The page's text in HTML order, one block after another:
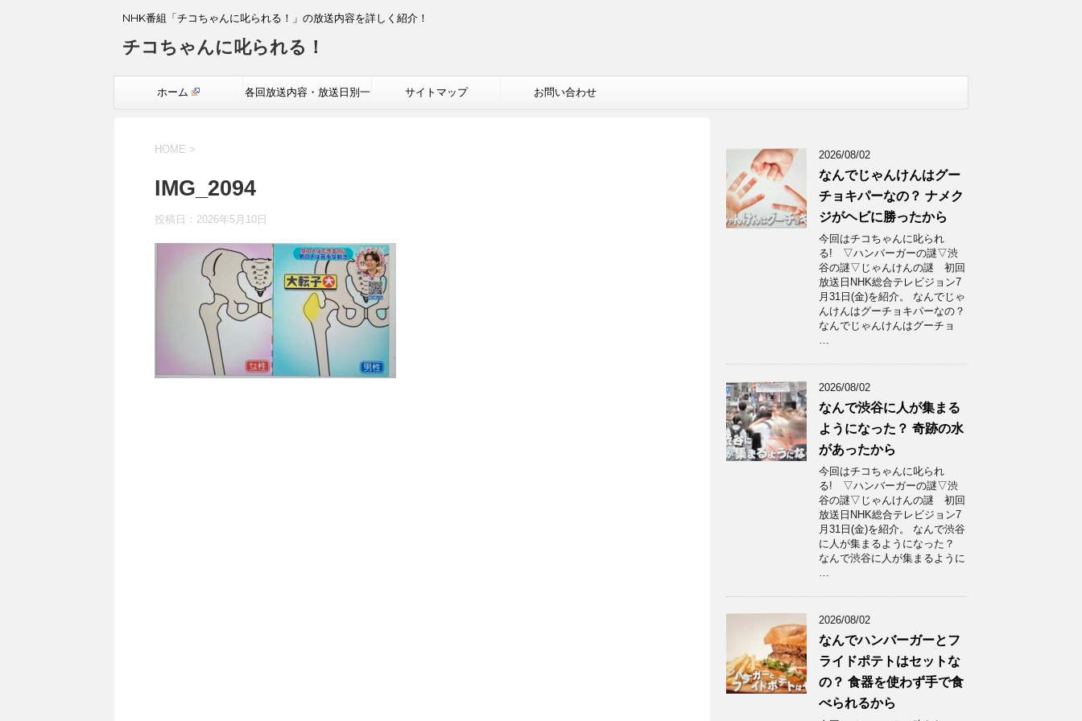
NHK番組「チコちゃんに叱られる！」の放送内容を詳しく紹介！
チコちゃんに叱られる！
ホーム 各回放送内容・放送日別一 サイトマップ お問い合わせ
HOME >
IMG_2094
投稿日： 2026年5月10日
2026/08/02
なんでじゃんけんはグー
チョキパーなの？ ナメク
ジがヘビに勝ったから
今回はチコちゃんに叱られ
る! ▽ハンバーガーの謎▽渋
谷の謎▽じゃんけんの謎 初回
放送日NHK総合テレビジョン7
月31日(金)を紹介。 なんでじゃ
んけんはグーチョキパーなの？
なんでじゃんけんはグーチョ
…
2026/08/02
なんで渋谷に人が集まる
ようになった？ 奇跡の水
があったから
今回はチコちゃんに叱られ
る! ▽ハンバーガーの謎▽渋
谷の謎▽じゃんけんの謎 初回
放送日NHK総合テレビジョン7
月31日(金)を紹介。 なんで渋谷
に人が集まるようになった？
なんで渋谷に人が集まるように
…
2026/08/02
なんでハンバーガーとフ
ライドポテトはセットな
の？ 食器を使わず手で食
べられるから